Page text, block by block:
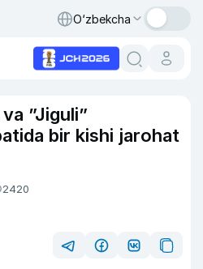
O‘zbekcha
”Jiguli”
bir kishi jarohat
2420